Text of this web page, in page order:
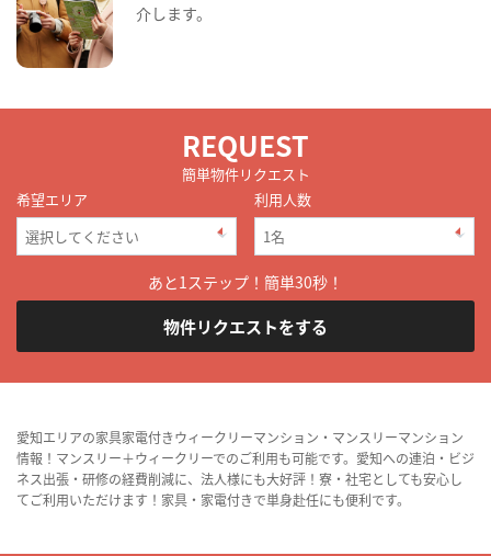
介します。
REQUEST
簡単物件リクエスト
希望エリア
利用人数
あと1ステップ！簡単30秒！
物件リクエストをする
愛知エリアの家具家電付きウィークリーマンション・マンスリーマンション
情報！マンスリー＋ウィークリーでのご利用も可能です。愛知への連泊・ビジ
ネス出張・研修の経費削減に、法人様にも大好評！寮・社宅としても安心し
てご利用いただけます！家具・家電付きで単身赴任にも便利です。